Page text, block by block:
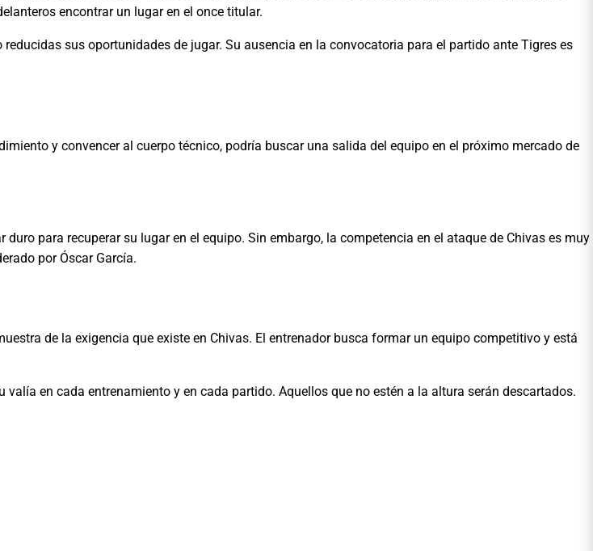
encontrar un lugar en el once titular.
sus oportunidades de jugar. Su ausencia en la convocatoria para el partido ante Tigres es
y convencer al cuerpo técnico, podría buscar una salida del equipo en el próximo mercado de
para recuperar su lugar en el equipo. Sin embargo, la competencia en el ataque de Chivas es muy
por Óscar García.
de la exigencia que existe en Chivas. El entrenador busca formar un equipo competitivo y está
en cada entrenamiento y en cada partido. Aquellos que no estén a la altura serán descartados.